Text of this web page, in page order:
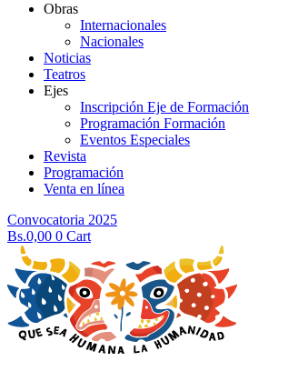
Obras
Internacionales
Nacionales
Noticias
Teatros
Ejes
Inscripción Eje de Formación
Programación Formación
Eventos Especiales
Revista
Programación
Venta en línea
Convocatoria 2025
Bs.0,00 0 Cart